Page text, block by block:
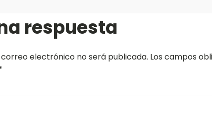
respuesta
electrónico no será publicada. Los campos